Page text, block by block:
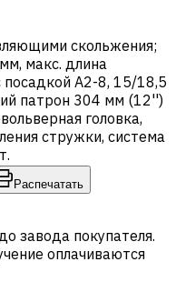
скольжения;
макс. длина
A2-8, 15/18,5
патрон 304 мм (12'')
головка,
стружки, система
Распечатать
завода покупателя.
оплачиваются